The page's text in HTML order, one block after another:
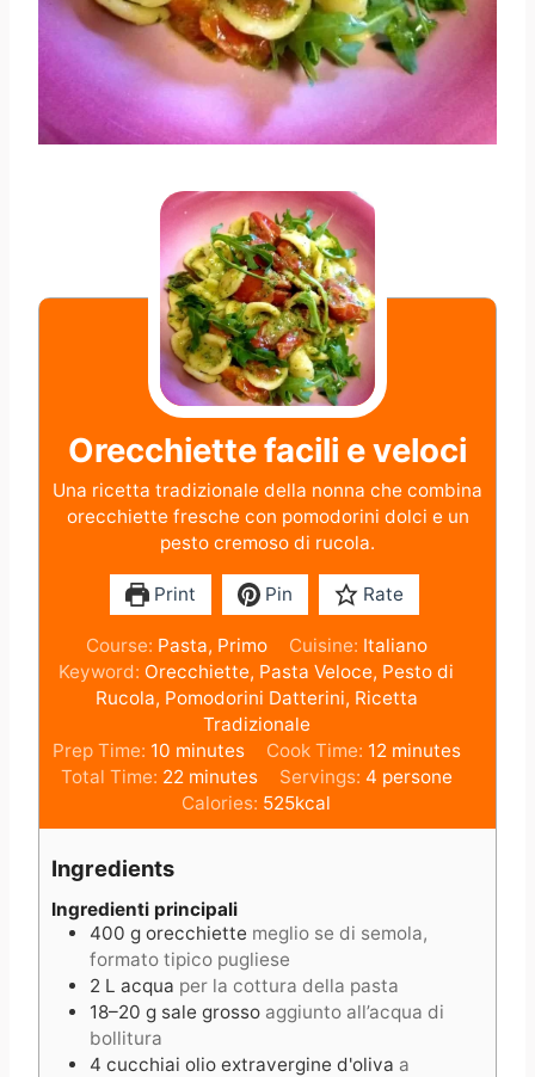
Orecchiette facili e veloci
Una ricetta tradizionale della nonna che combina
orecchiette fresche con pomodorini dolci e un
pesto cremoso di rucola.
Print Pin Rate
Course: Pasta, Primo Cuisine: Italiano
Keyword: Orecchiette, Pasta Veloce, Pesto di
Rucola, Pomodorini Datterini, Ricetta
Tradizionale
Prep Time: 10m
i
u
e
s
minutes Cook Time: 12 m
i
u
minutes
Total Time: 22m
i
n
e
s
minutes Servings: 4 persone
Calories: 525kcal
Ingredients
Ingredienti principali
400 g orecchiette meglio se di semola,
formato tipico pugliese
2 L acqua per la cottura della pasta
18–20 g sale grosso aggiunto all’acqua di
bollitura
4 cucchiai olio extravergine d'oliva a